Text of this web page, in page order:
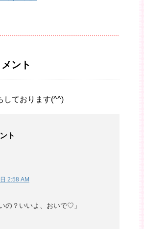
ント
しております(^^)
ト
2:58 AM
の？いいよ、おいで♡」